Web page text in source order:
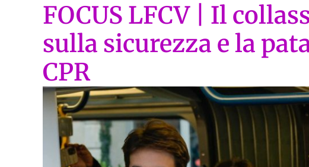
FOCUS LFCV | Il
sulla sicurezza e la
CPR